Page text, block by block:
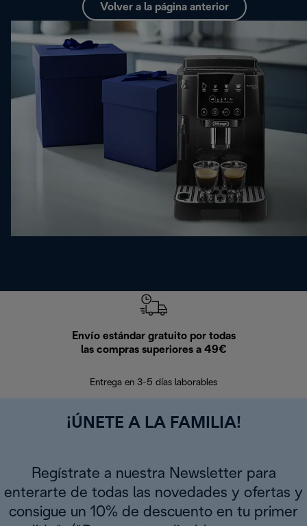
Volver a la página anterior
Envío estándar gratuito por todas
las compras superiores a 49€
Entrega en 3-5 días laborables
¡ÚNETE A LA FAMILIA!
Regístrate a nuestra Newsletter para
enterarte de todas las novedades y ofertas y
consigue un 10% de descuento en tu primer